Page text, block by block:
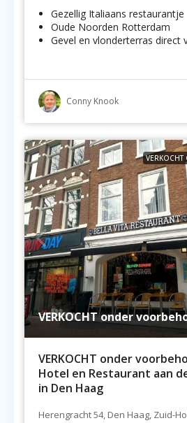
Gezellig Italiaans restaurantje
Oude Noorden Rotterdam
Gevel en vlonderterras direct
Conny Knook
VERKOCHT onder
VERKOCHT onder
Hotel en Restaurant aan
in Den Haag
Herengracht 54, Den Haag, Zuid-